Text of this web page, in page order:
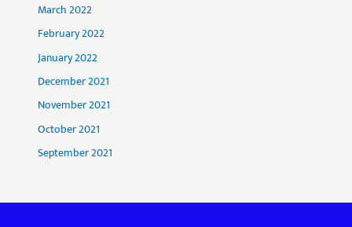
March 2022
February 2022
January 2022
December 2021
November 2021
October 2021
September 2021